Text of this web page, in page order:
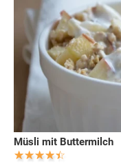
Müsli mit Buttermilch